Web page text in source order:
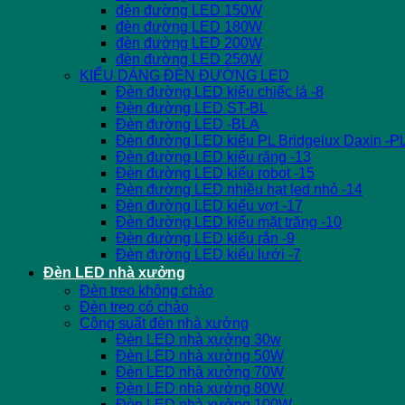
đèn đường LED 150W
đèn đường LED 180W
đèn đường LED 200W
đèn đường LED 250W
KIỂU DÁNG ĐÈN ĐƯỜNG LED
Đèn đường LED kiểu chiếc lá -8
Đèn đường LED ST-BL
Đèn đường LED -BLA
Đèn đường LED kiểu PL Bridgelux Daxin -
Đèn đường LED kiểu răng -13
Đèn đường LED kiểu robot -15
Đèn đường LED nhiều hạt led nhỏ -14
Đèn đường LED kiểu vợt -17
Đèn đường LED kiểu mặt trăng -10
Đèn đường LED kiểu rắn -9
Đèn đường LED kiểu lưới -7
Đèn LED nhà xưởng
Đèn treo không chảo
Đèn treo có chảo
Công suất đèn nhà xưởng
Đèn LED nhà xưởng 30w
Đèn LED nhà xưởng 50W
Đèn LED nhà xưởng 70W
Đèn LED nhà xưởng 80W